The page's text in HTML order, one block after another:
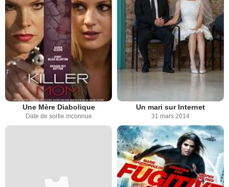
Une Mère Diabolique
Date de sortie inconnue
Un mari sur Internet
31 mars 2014